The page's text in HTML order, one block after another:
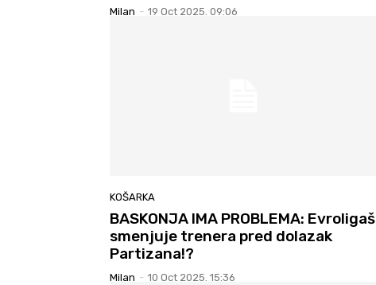
Milan - 19 Oct 2025. 09:06
KOŠARKA
BASKONJA IMA PROBLEMA: Evroligaš
smenjuje trenera pred dolazak
Partizana!?
Milan - 10 Oct 2025. 15:36